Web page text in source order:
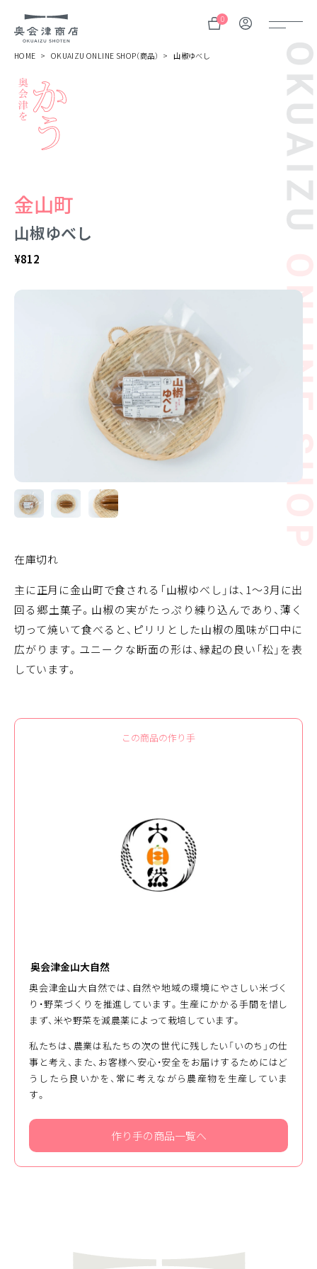
0
奥会津
よむ
記事
ABOUT
相談窓口
HOME OKUAIZU ONLINE SHOP（商品） 山椒ゆべし
金山町
山椒ゆべし
¥812
在庫切れ
主に正月に金山町で食される「山椒ゆべし」は、1～3月に出
回る郷土菓子。山椒の実がたっぷり練り込んであり、薄く
切って焼いて食べると、ピリリとした山椒の風味が口中に
広がります。ユニークな断面の形は、縁起の良い「松」を表
しています。
この商品の作り手
奥会津金山大自然
奥会津金山大自然では、自然や地域の環境にやさしい米づく
り・野菜づくりを推進しています。生産にかかる手間を惜し
まず、米や野菜を減農薬によって栽培しています。
私たちは、農業は私たちの次の世代に残したい「いのち」の仕
事と考え、また、お客様へ安心・安全をお届けするためにはど
うしたら良いかを、常に考えながら農産物を生産していま
す。
作り手の商品一覧へ